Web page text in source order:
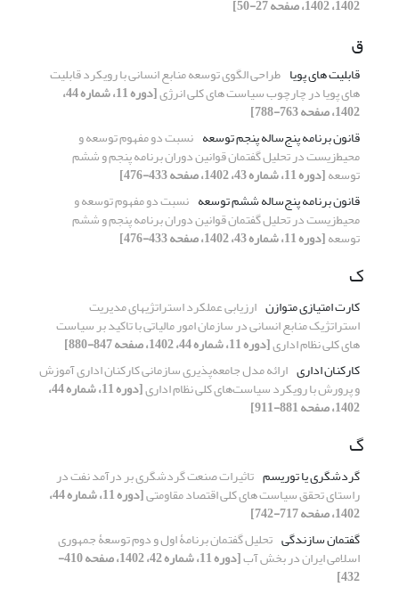
1402، 1402، صفحه 27-50]
ق
قابلیت های پویا طراحی الگوی توسعه منابع انسانی با رویکرد قابلیت
های پویا در چارچوب سیاست های کلی انرژی [دوره 11، شماره 44،
1402، صفحه 763-788]
قانون برنامه پنج‌ساله پنجم توسعه نسبت دو مفهوم توسعه و
محیط‌زیست در تحلیل گفتمان قوانین دوران برنامه پنجم و ششم
توسعه[دوره 11، شماره 43، 1402، صفحه 433-476]
قانون برنامه پنج‌ساله ششم توسعه نسبت دو مفهوم توسعه و
محیط‌زیست در تحلیل گفتمان قوانین دوران برنامه پنجم و ششم
توسعه[دوره 11، شماره 43، 1402، صفحه 433-476]
ک
کارت امتیازی متوازن ارزیابی عملکرد استراتژیهای مدیریت
استراتژیک منابع انسانی در سازمان امور مالیاتی با تاکید بر سیاست
های کلی نظام اداری[دوره 11، شماره 44، 1402، صفحه 847-880]
کارکنان اداری ارائه مدل جامعه‌پذیری سازمانی کارکنان اداری آموزش
و پرورش با رویکرد سیاست‌‌های کلی نظام اداری [دوره 11، شماره 44،
1402، صفحه 881-911]
گ
گردشگری یا توریسم تاثیرات صنعت گردشگری بر درآمد نفت در
راستای تحقق سیاست های کلی اقتصاد مقاومتی [دوره 11، شماره 44،
1402، صفحه 717-742]
گفتمان سازندگی تحلیل گفتمان برنامۀ اول و دوم توسعۀ جمهوری
اسلامی ایران در بخش آب [دوره 11، شماره 42، 1402، صفحه 410-
432]